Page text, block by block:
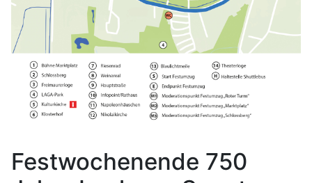
Festwochenende 750